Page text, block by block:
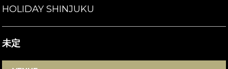
HOLIDAY SHINJUKU
未定